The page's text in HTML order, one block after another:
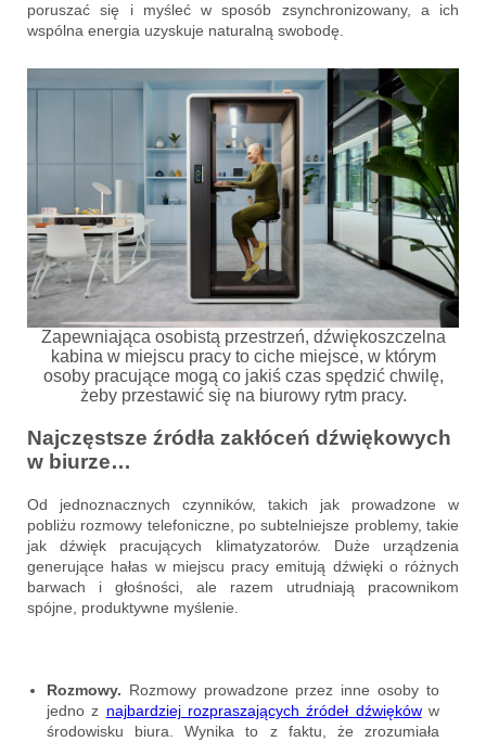
poruszać się i myśleć w sposób zsynchronizowany, a ich
wspólna energia uzyskuje naturalną swobodę.
Zapewniająca osobistą przestrzeń, dźwiękoszczelna
kabina w miejscu pracy to ciche miejsce, w którym
osoby pracujące mogą co jakiś czas spędzić chwilę,
żeby przestawić się na biurowy rytm pracy.
Najczęstsze źródła zakłóceń dźwiękowych
w biurze…
Od jednoznacznych czynników, takich jak prowadzone w
pobliżu rozmowy telefoniczne, po subtelniejsze problemy, takie
jak dźwięk pracujących klimatyzatorów. Duże urządzenia
generujące hałas w miejscu pracy emitują dźwięki o różnych
barwach i głośności, ale razem utrudniają pracownikom
spójne, produktywne myślenie.
Rozmowy. Rozmowy prowadzone przez inne osoby to
jedno z najbardziej rozpraszających źródeł dźwiękóww
środowisku biura. Wynika to z faktu, że zrozumiała